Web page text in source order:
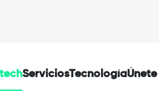
ServiciosTecnología